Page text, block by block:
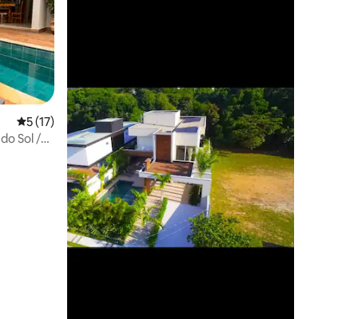
Prosječna ocjena: 5/5, recenzija: 17
5 (17)
Sol /